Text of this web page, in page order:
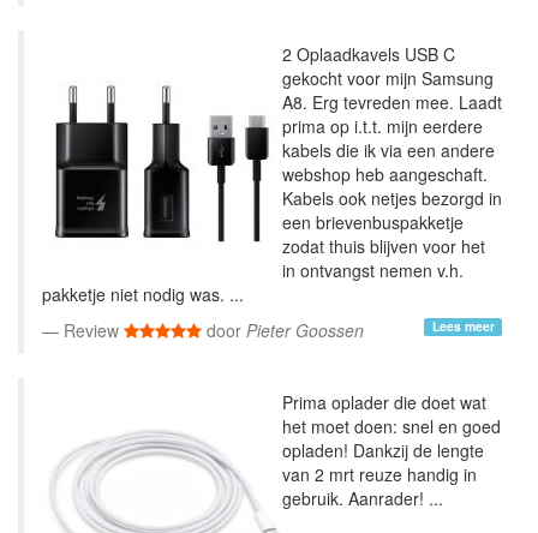
2 Oplaadkavels USB C
gekocht voor mijn Samsung
A8. Erg tevreden mee. Laadt
prima op i.t.t. mijn eerdere
kabels die ik via een andere
webshop heb aangeschaft.
Kabels ook netjes bezorgd in
een brievenbuspakketje
zodat thuis blijven voor het
in ontvangst nemen v.h.
pakketje niet nodig was. ...
Review
door Pieter Goossen Lees meer
Prima oplader die doet wat
het moet doen: snel en goed
opladen! Dankzij de lengte
van 2 mrt reuze handig in
gebruik. Aanrader! ...